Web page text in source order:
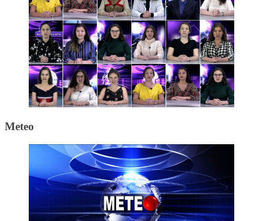
Meteo